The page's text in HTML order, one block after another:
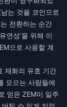
는 것을 코인으로
전환하는 순간
연성'을 위해 이
으로 사용할 계
재화의 유효 기간
모으는 사람들에
얻은 ZEM이 일주